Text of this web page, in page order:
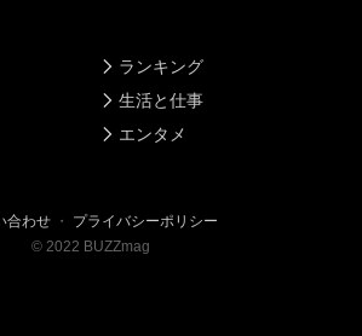
ランキング
生活と仕事
エンタメ
合わせ ・ プライバシーポリシー
© 2022 BUZZmag